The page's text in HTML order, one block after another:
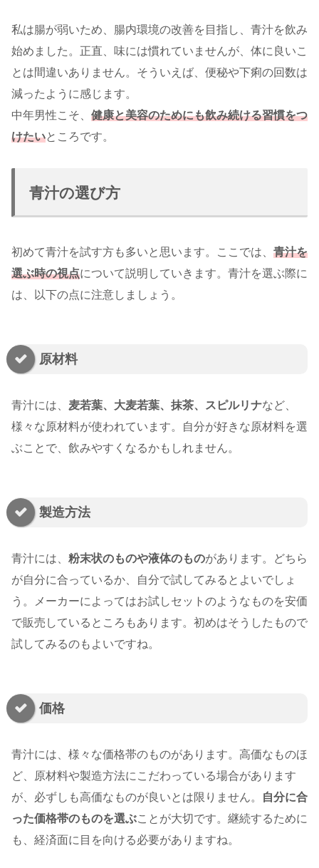
私は腸が弱いため、腸内環境の改善を目指し、青汁を飲み
始めました。正直、味には慣れていませんが、体に良いこ
とは間違いありません。そういえば、便秘や下痢の回数は
減ったように感じます。
中年男性こそ、 健康と美容のためにも飲み続ける習慣をつ
けたいところです。
青汁の選び方
初めて青汁を試す方も多いと思います。ここでは、 青汁を
選ぶ時の視点について説明していきます。青汁を選ぶ際に
は、以下の点に注意しましょう。
原材料
青汁には、 麦若葉、大麦若葉、抹茶、スピルリナなど、
様々な原材料が使われています。自分が好きな原材料を選
ぶことで、飲みやすくなるかもしれません。
製造方法
青汁には、 粉末状のものや液体のものがあります。どちら
が自分に合っているか、自分で試してみるとよいでしょ
う。メーカーによってはお試しセットのようなものを安価
で販売しているところもあります。初めはそうしたもので
試してみるのもよいですね。
価格
青汁には、様々な価格帯のものがあります。高価なものほ
ど、原材料や製造方法にこだわっている場合があります
が、必ずしも高価なものが良いとは限りません。
自分に合
った価格帯のものを選ぶことが大切です。継続するために
も、経済面に目を向ける必要がありますね。